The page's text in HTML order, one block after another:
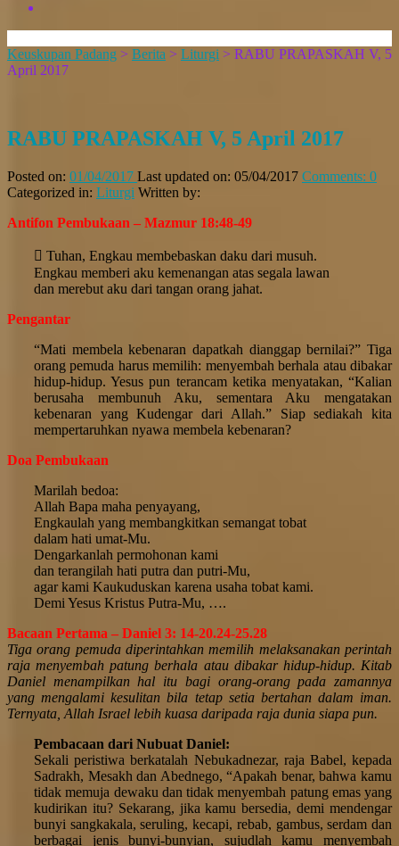
↑
Keuskupan Padang > Berita > Liturgi > RABU PRAPASKAH V, 5
April 2017
RABU PRAPASKAH V, 5 April 2017
Posted on: 01/04/2017 Last updated on: 05/04/2017 Comments: 0
Categorized in: Liturgi Written by:
Antifon Pembukaan – Mazmur 18:48-49
 Tuhan, Engkau membebaskan daku dari musuh.
Engkau memberi aku kemenangan atas segala lawan
dan merebut aku dari tangan orang jahat.
Pengantar
“Mati membela kebenaran dapatkah dianggap bernilai?” Tiga
orang pemuda harus memilih: menyembah berhala atau dibakar
hidup-hidup. Yesus pun terancam ketika menyatakan, “Kalian
berusaha membunuh Aku, sementara Aku mengatakan
kebenaran yang Kudengar dari Allah.” Siap sediakah kita
mempertaruhkan nyawa membela kebenaran?
Doa Pembukaan
Marilah bedoa:
Allah Bapa maha penyayang,
Engkaulah yang membangkitkan semangat tobat
dalam hati umat-Mu.
Dengarkanlah permohonan kami
dan terangilah hati putra dan putri-Mu,
agar kami Kaukuduskan karena usaha tobat kami.
Demi Yesus Kristus Putra-Mu, ….
Bacaan Pertama – Daniel 3: 14-20.24-25.28
Tiga orang pemuda diperintahkan memilih melaksanakan perintah
raja menyembah patung berhala atau dibakar hidup-hidup. Kitab
Daniel menampilkan hal itu bagi orang-orang pada zamannya
yang mengalami kesulitan bila tetap setia bertahan dalam iman.
Ternyata, Allah Israel lebih kuasa daripada raja dunia siapa pun.
Pembacaan dari Nubuat Daniel:
Sekali peristiwa berkatalah Nebukadnezar, raja Babel, kepada
Sadrakh, Mesakh dan Abednego, “Apakah benar, bahwa kamu
tidak memuja dewaku dan tidak menyembah patung emas yang
kudirikan itu? Sekarang, jika kamu bersedia, demi mendengar
bunyi sangkakala, seruling, kecapi, rebab, gambus, serdam dan
berbagai jenis bunyi-bunyian, sujudlah kamu menyembah